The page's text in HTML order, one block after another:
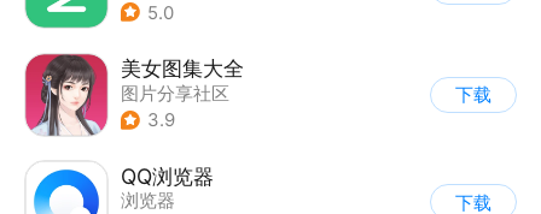
5.0
美女图集大全
图片分享社区
3.9
下载
QQ浏览器
浏览器
下载